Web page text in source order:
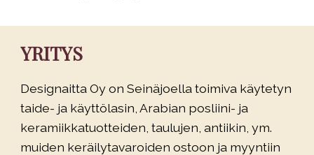
YRITYS
Designaitta Oy on Seinäjoella toimiva käytetyn
taide- ja käyttölasin, Arabian posliini- ja
keramiikkatuotteiden, taulujen, antiikin, ym.
muiden keräilytavaroiden ostoon ja myyntiin